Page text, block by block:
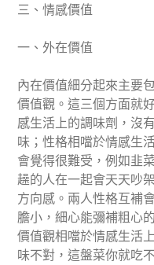
三、情感價值
一、外在價值
內在價值細分起來主要
價值觀。這三個方面就
感生活上的調味劑，沒
味；性格相噹於情感生
會覺得很難受，例如韭
趮的人在一起會天天吵
方向感。兩人性格互補
膽小，細心能彌補粗心
價值觀相噹於情感生活
味不對，這盤菜你就吃